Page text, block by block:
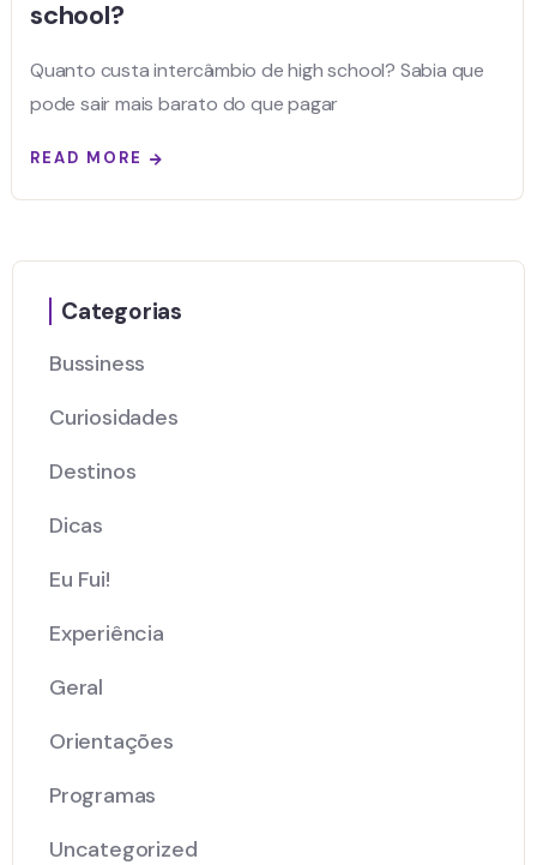
school?
Quanto custa intercâmbio de high school? Sabia que
pode sair mais barato do que pagar
READ MORE
Categorias
Bussiness
Curiosidades
Destinos
Dicas
Eu Fui!
Experiência
Geral
Orientações
Programas
Uncategorized